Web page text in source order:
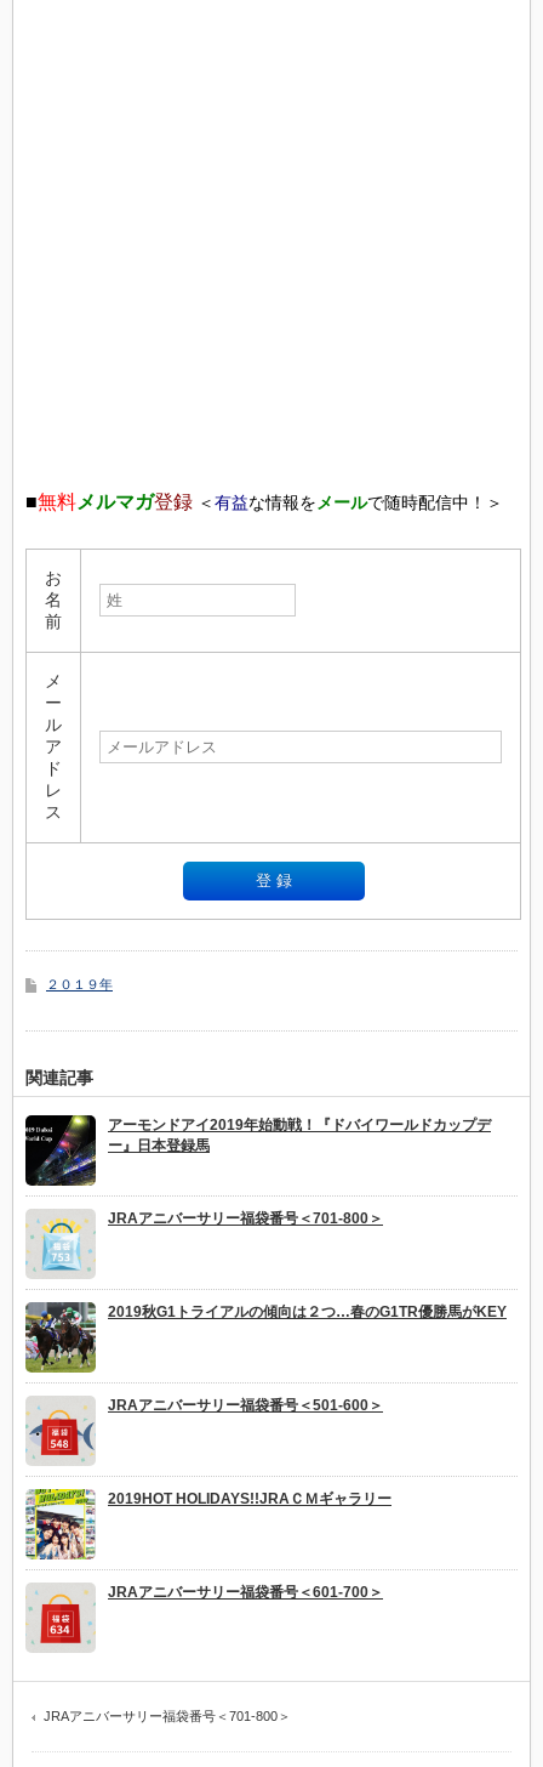
■無料メルマガ登録 ＜有益な情報を メールで随時配信中！＞
お
名
前
メ
ー
ル
ア
ド
レ
ス
２０１９年
関連記事
アーモンドアイ2019年始動戦！『ドバイワールドカップデ
ー』日本登録馬
JRAアニバーサリー福袋番号＜701-800＞
2019秋G1トライアルの傾向は２つ…春のG1TR優勝馬がKEY
JRAアニバーサリー福袋番号＜501-600＞
2019HOT HOLIDAYS!!JRAＣＭギャラリー
JRAアニバーサリー福袋番号＜601-700＞
JRAアニバーサリー福袋番号＜701-800＞